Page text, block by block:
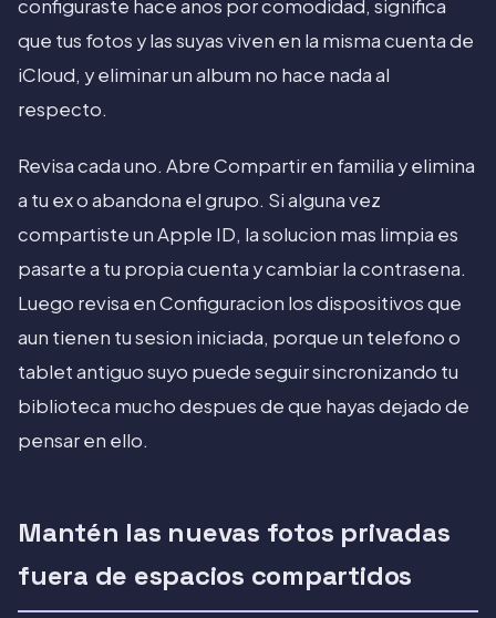
configuraste hace anos por comodidad, significa
que tus fotos y las suyas viven en la misma cuenta de
iCloud, y eliminar un album no hace nada al
respecto.
Revisa cada uno. Abre Compartir en familia y elimina
a tu ex o abandona el grupo. Si alguna vez
compartiste un Apple ID, la solucion mas limpia es
pasarte a tu propia cuenta y cambiar la contrasena.
Luego revisa en Configuracion los dispositivos que
aun tienen tu sesion iniciada, porque un telefono o
tablet antiguo suyo puede seguir sincronizando tu
biblioteca mucho despues de que hayas dejado de
pensar en ello.
Mantén las nuevas fotos privadas
fuera de espacios compartidos